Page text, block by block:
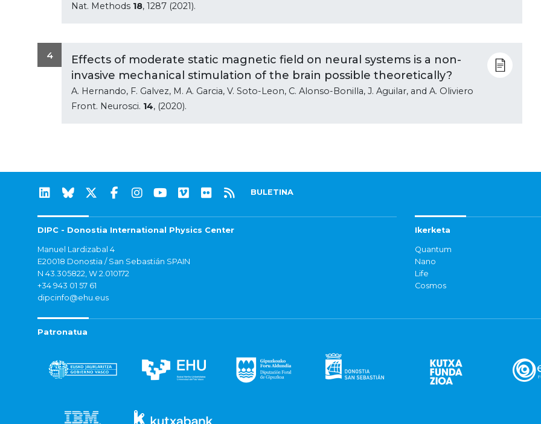
Nat. Methods 18, 1287 (2021).
4
Effects of moderate static magnetic field on neural systems is a non-
invasive mechanical stimulation of the brain possible theoretically?
A. Hernando, F. Galvez, M. A. Garcia, V. Soto-Leon, C. Alonso-Bonilla, J. Aguilar, and A. Oliviero
Front. Neurosci. 14, (2020).
BULETINA
DIPC - Donostia International Physics Center
Manuel Lardizabal 4
E20018 Donostia / San Sebastián SPAIN
N 43.305822, W 2.010172
+34 943 01 57 61
dipcinfo@ehu.eus
Ikerketa
Quantum
Nano
Life
Cosmos
Patronatua